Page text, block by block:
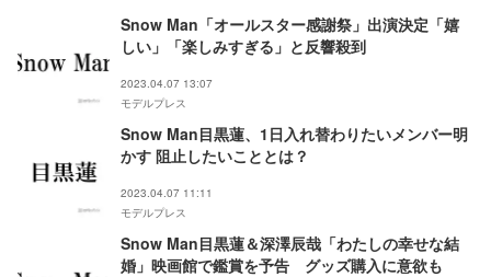
Snow Man「オールスター感謝祭」出演決定「嬉
しい」「楽しみすぎる」と反響殺到
2023.04.07 13:07
モデルプレス
Snow Man目黒蓮、1日入れ替わりたいメンバー明
かす 阻止したいこととは？
2023.04.07 11:11
モデルプレス
Snow Man目黒蓮＆深澤辰哉「わたしの幸せな結
婚」映画館で鑑賞を予告 グッズ購入に意欲も